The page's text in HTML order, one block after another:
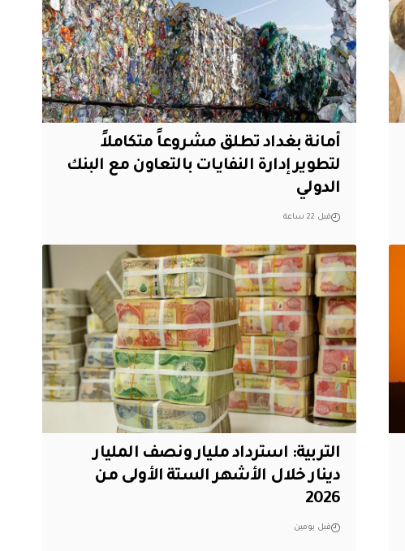
أمانة بغداد تطلق مشروعاً متكاملاً
لتطوير إدارة النفايات بالتعاون مع البنك
الدولي
قبل 22 ساعة
التربية: استرداد مليار ونصف المليار
دينار خلال الأشهر الستة الأولى من
2026
قبل يومين